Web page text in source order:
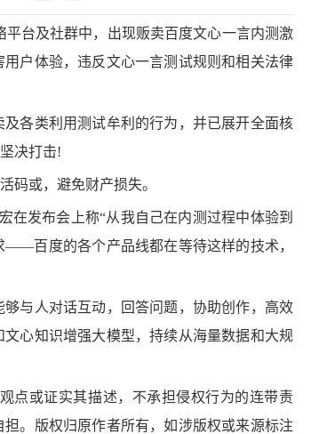
台及社群中，出现贩卖百度文心一言内测激
户体验，违反文心一言测试规则和相关法律
各类利用测试牟利的行为，并已展开全面核
决打击!
或，避免财产损失。
发布会上称“从我自己在内测过程中体验到
百度的各个产品线都在等待这样的技术，
与人对话互动，回答问题，协助创作，高效
心知识增强大模型，持续从海量数据和大规
或证实其描述，不承担侵权行为的连带责
。版权归原作者所有，如涉版权或来源标注